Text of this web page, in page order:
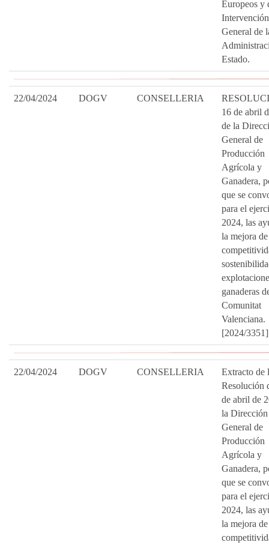
Europeos y
Intervención
General de
Estado.
22/04/2024 DOGV CONSELLERIA
16 de abril
de la
General de
Producción
Agrícola y
Ganadera,
que se
para el
2024, las
la mejora
ganaderas
Comunitat
Valenciana.
[2024/3351]
22/04/2024 DOGV CONSELLERIA
Extracto de
Resolución
de abril de
la Dirección
General de
Producción
Agrícola y
Ganadera,
que se
para el
2024, las
la mejora